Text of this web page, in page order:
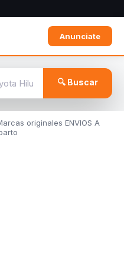
Anunciate
🔍 Buscar
originales ENVIOS A